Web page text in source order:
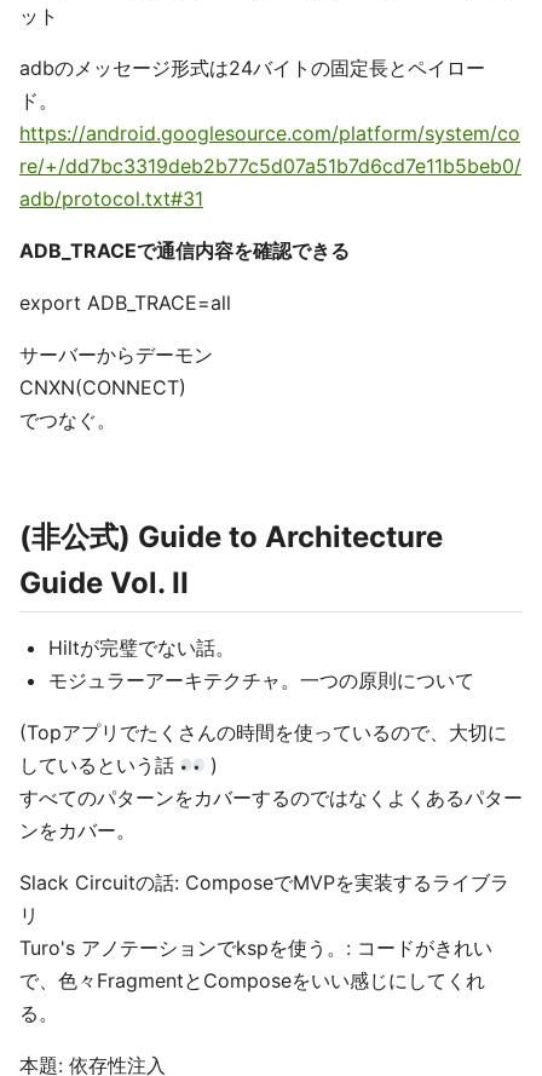
ット
adbのメッセージ形式は24バイトの固定長とペイロー
ド。
https://android.googlesource.com/platform/system/co
re/+/dd7bc3319deb2b77c5d07a51b7d6cd7e11b5beb0/
adb/protocol.txt#31
ADB_TRACEで通信内容を確認できる
export ADB_TRACE=all
サーバーからデーモン
CNXN(CONNECT)
でつなぐ。
(非公式) Guide to Architecture
Guide Vol. II
Hiltが完璧でない話。
モジュラーアーキテクチャ。一つの原則について
(Topアプリでたくさんの時間を使っているので、大切に
しているという話
)
すべてのパターンをカバーするのではなくよくあるパター
ンをカバー。
Slack Circuitの話: ComposeでMVPを実装するライブラ
リ
Turo's アノテーションでkspを使う。: コードがきれい
で、色々FragmentとComposeをいい感じにしてくれ
る。
本題: 依存性注入